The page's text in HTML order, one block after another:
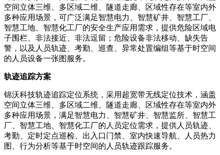
空间立体三维、多区域二维、隧道走廊、区域性存在等室内外
多种应用场景，可广泛满足智慧电力、智慧矿井、智慧工厂、
智慧工地、智慧化工厂的安全生产应用需求，提供危险区域电
子围栏、非法接近、非法逗留；危险设备非法移动、缺失告
警，以及人员轨迹、考勤、巡查、异常处置编组等基于时空间
的人员设备一张图服务。
轨迹追踪方案
锦沃科技轨迹追踪定位系统，采用超宽带无线定位技术，涵盖
空间立体三维、多区域二维、隧道走廊、区域性存在等室内外
多种应用场景，满足智慧电力、智慧矿井、智慧监所、智慧工
厂、智慧工地、智慧化工厂的人员定位需求，提供人员轨迹、
考勤、定时定点巡检、出入口门禁、室内快速导航、人员热力
图、行为分析等基于时空间的人员轨迹跟踪服务。